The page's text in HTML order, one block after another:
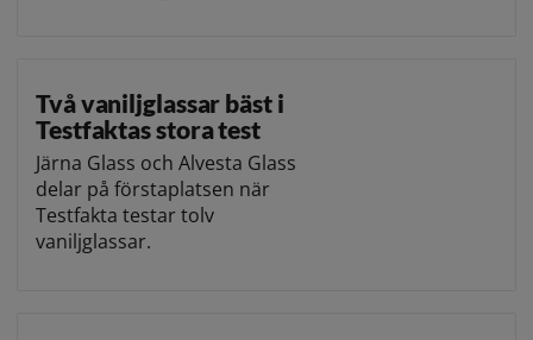
Två vaniljglassar bäst i
Testfaktas stora test
Järna Glass och Alvesta Glass
delar på förstaplatsen när
Testfakta testar tolv
vaniljglassar.